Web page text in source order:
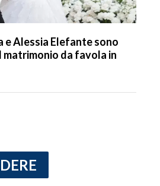
e Alessia Elefante sono
matrimonio da favola in